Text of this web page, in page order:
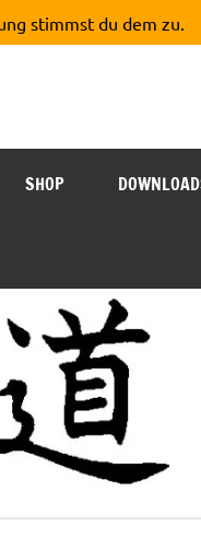
SHOP
stimmst du dem zu.